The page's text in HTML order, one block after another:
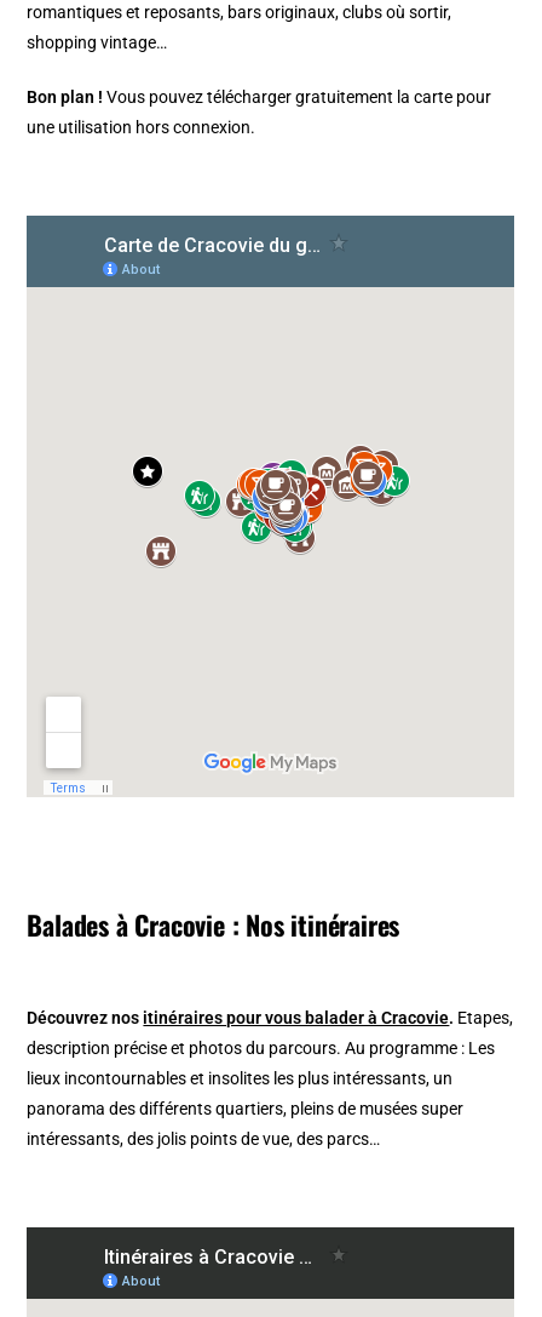
romantiques et reposants, bars originaux, clubs où sortir,
shopping vintage…
Bon plan ! Vous pouvez télécharger gratuitement la carte pour
une utilisation hors connexion.
Balades à Cracovie : Nos itinéraires
Découvrez nos itinéraires pour vous balader à Cracovie. Etapes,
description précise et photos du parcours. Au programme : Les
lieux incontournables et insolites les plus intéressants, un
panorama des différents quartiers, pleins de musées super
intéressants, des jolis points de vue, des parcs…